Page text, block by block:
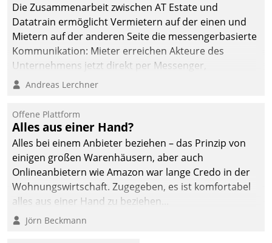
Die Zusammenarbeit zwischen AT Estate und
Datatrain ermöglicht Vermietern auf der einen und
Mietern auf der anderen Seite die messengerbasierte
Kommunikation: Mieter erreichen Akteure des
Unternehmens jetzt direkt per Messenger,
Mitarbeiter oder Dienstleister empfangen oder
Andreas Lerchner
Offene Plattform
Alles aus einer Hand?
Alles bei einem Anbieter beziehen – das Prinzip von
einigen großen Warenhäusern, aber auch
Onlineanbietern wie Amazon war lange Credo in der
Wohnungswirtschaft. Zugegeben, es ist komfortabel
alles aus einer Hand zu beziehen...
Jörn Beckmann